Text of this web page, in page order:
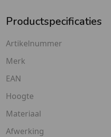
Productspecificaties
Artikelnummer
Merk
EAN
Hoogte
Materiaal
Afwerking